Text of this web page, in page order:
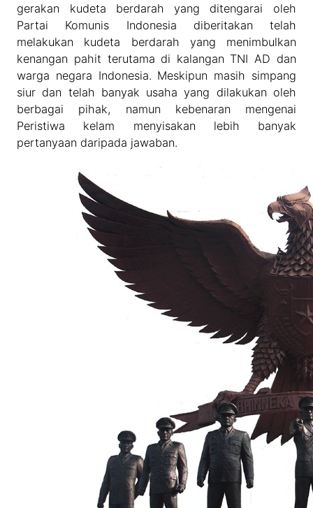
gerakan kudeta berdarah yang ditengarai oleh
Partai Komunis Indonesia diberitakan telah
melakukan kudeta berdarah yang menimbulkan
kenangan pahit terutama di kalangan TNI AD dan
warga negara Indonesia. Meskipun masih simpang
siur dan telah banyak usaha yang dilakukan oleh
berbagai pihak, namun kebenaran mengenai
Peristiwa kelam menyisakan lebih banyak
pertanyaan daripada jawaban.